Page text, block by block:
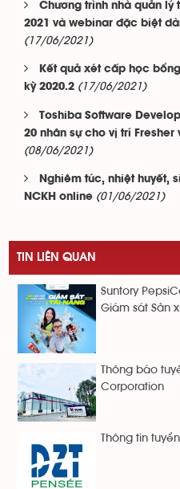
Chương trình nhà quản lý
2021 và webinar đặc biệt
(17/06/2021)
Kết quả xét cấp học
kỳ 2020.2 (17/06/2021)
Toshiba Software
20 nhân sự cho vị trí Fresher
(08/06/2021)
Nghiêm túc, nhiệt huyết,
NCKH online (01/06/2021)
TIN LIÊN QUAN
Suntory
Giám sát Sản
Thông báo
Corporation
Thông tin